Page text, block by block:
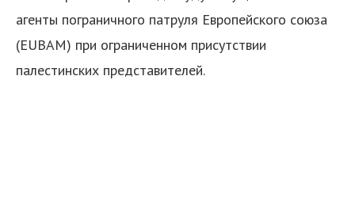
агенты пограничного патруля Европейского союза
(EUBAM) при ограниченном присутствии
палестинских представителей.